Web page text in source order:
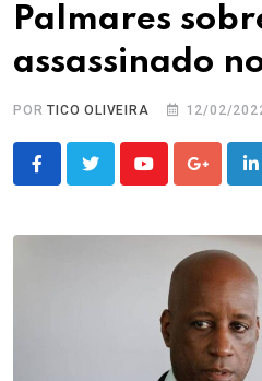
Palmares
assassinado
PORTICO OLIVEIRA 12/02/
YoutubeGoogle+